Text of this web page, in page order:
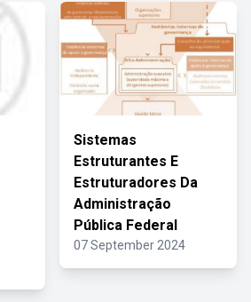
Sistemas
Estruturantes E
Estruturadores Da
Administração
Pública Federal
07 September 2024